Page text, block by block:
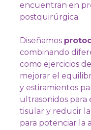
encuentran en
postquirúrgica.
Diseñamos
combinando
como ejercicios
mejorar el
y estiramientos
ultrasonidos para
tisular y reducir
para potenciar la